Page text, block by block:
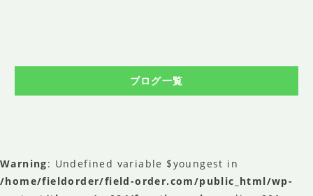
プライバシーポリシーブログ一覧
Warning: Undefined variable $youngest in
/home/fieldorder/field-order.com/public_html/wp-